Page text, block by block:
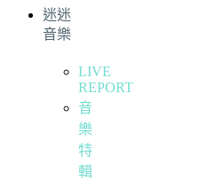
迷迷
音樂
LIVE
REPORT
音
樂
特
輯